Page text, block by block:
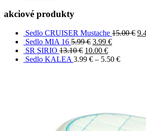
akciové produkty
Sedlo CRUISER Mustache 15.00€
Sedlo MIA 16 5.99€ 3.99 €
SR SIRIO 13.10€ 10.00 €
Sedlo KALEA 3.99 € – 5.50 €